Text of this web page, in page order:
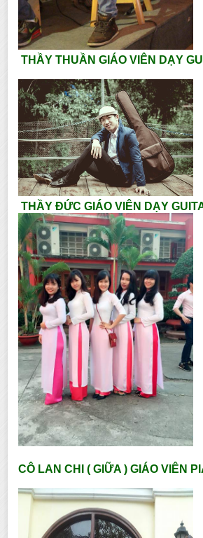
THẦY THUẦN GIÁO VIÊN DẠY
THẦY ĐỨC GIÁO VIÊN DẠY
CÔ LAN CHI ( GIỮA ) GIÁO VIÊN